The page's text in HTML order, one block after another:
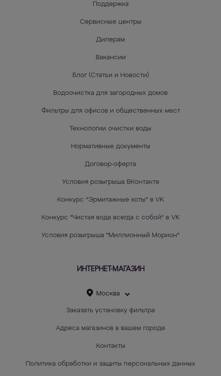
Поддержка
Сервисные центры
Дилерам
Вакансии
Блог (Статьи и Новости)
Водоочистка для загородных домов
Фильтры для офисов и общественных мест
Технологии очистки воды
Нормативные документы
Договор-оферта
Условия розыгрыша ВКонтакте
Конкурс "Эрмитажные коты" в VK
Конкурс "Чистая вода всегда с собой" в VK
Условия розыгрыша "Миллионный Морион"
ИНТЕРНЕТ-МАГАЗИН
Москва
Заказать установку фильтра
Адреса магазинов в вашем городе
Контакты
Политика обработки и защиты персональных данных